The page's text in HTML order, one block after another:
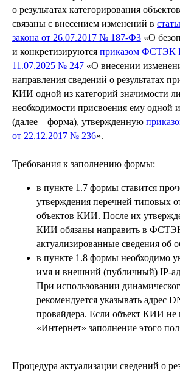
о результатах категорирования
связаны с внесением изменений в
закона от 26.07.2017 № 187-ФЗ «О
и конкретизируются приказом ФСТЭК
11.07.2025 № 247 «О внесении
направления сведений о результатах
КИИ одной из категорий значимости
необходимости присвоения ему одной
(далее – форма), утвержденную
от 22.12.2017 № 236».
Требования к заполнению формы:
в пункте 1.7 формы ставится
утверждения перечней типовых
объектов КИИ. После их
КИИ обязаны направить в
актуализированные сведения об
в пункте 1.8 формы необходимо
имя и внешний (публичный) IP-
При использовании
рекомендуется указывать адрес
провайдера. Если объект КИИ не
«Интернет» заполнение этого
Процедура актуализации сведений о